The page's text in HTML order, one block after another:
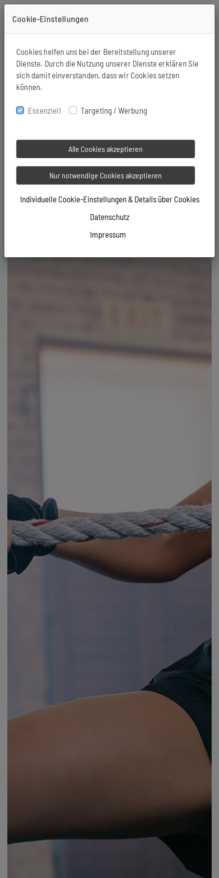
+49-571-94190163
Cookie-Einstellungen
Cookies helfen uns bei der Bereitstellung unserer
Dienste. Durch die Nutzung unserer Dienste erklären Sie
sich damit einverstanden, dass wir Cookies setzen
können.
Essenziell Targeting / Werbung
Alle Cookies akzeptieren
Nur notwendige Cookies akzeptieren
Individuelle Cookie-Einstellungen & Details über Cookies
Datenschutz
Impressum